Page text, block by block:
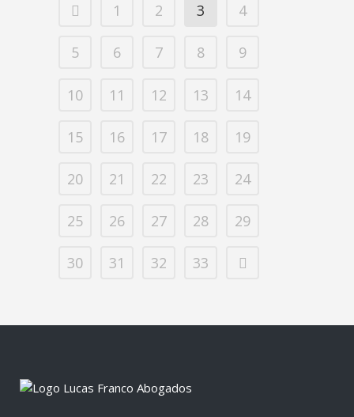
1 2 3 4
5 6 7 8 9
10 11 12 13 14
15 16 17 18 19
20 21 22 23 24
25 26 27 28 29
30 31 32 33